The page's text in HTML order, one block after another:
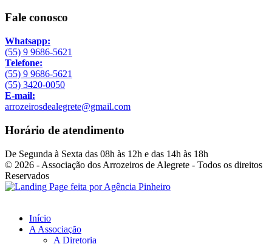
Fale conosco
Whatsapp:
(55) 9 9686-5621
Telefone:
(55) 9 9686-5621
(55) 3420-0050
E-mail:
arrozeirosdealegrete@gmail.com
Horário de atendimento
De Segunda à Sexta das 08h às 12h e das 14h às 18h
© 2026 - Associação dos Arrozeiros de Alegrete - Todos os direitos
Reservados
Início
A Associação
A Diretoria